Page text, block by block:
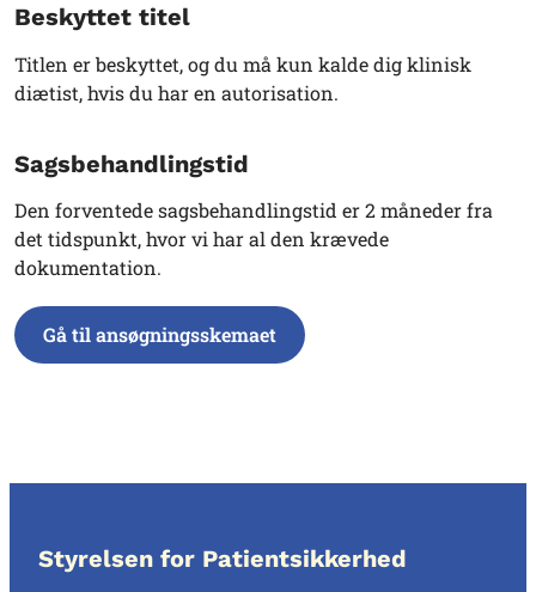
Beskyttet titel
Titlen er beskyttet, og du må kun kalde dig klinisk
diætist, hvis du har en autorisation.
Sagsbehandlingstid
Den forventede sagsbehandlingstid er 2 måneder fra
det tidspunkt, hvor vi har al den krævede
dokumentation.
Gå til ansøgningsskemaet
Styrelsen for Patientsikkerhed